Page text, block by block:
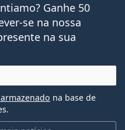
Ganhe 50
se na nossa
na sua
na base de